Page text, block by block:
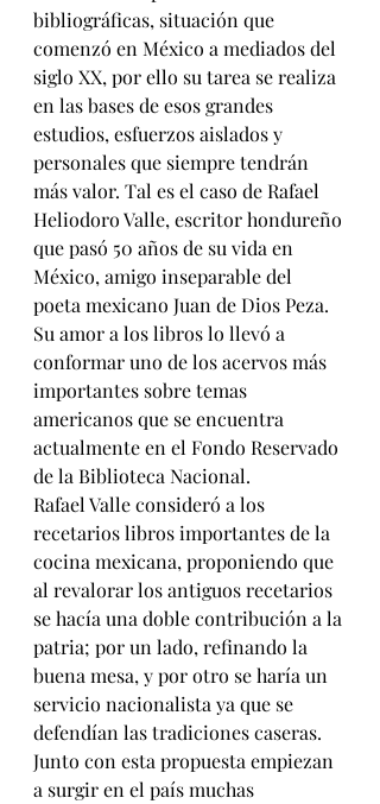
bibliográficas, situación que
comenzó en México a mediados del
siglo XX, por ello su tarea se realiza
en las bases de esos grandes
estudios, esfuerzos aislados y
personales que siempre tendrán
más valor. Tal es el caso de Rafael
Heliodoro Valle, escritor hondureño
que pasó 50 años de su vida en
México, amigo inseparable del
poeta mexicano Juan de Dios Peza.
Su amor a los libros lo llevó a
conformar uno de los acervos más
importantes sobre temas
americanos que se encuentra
actualmente en el Fondo Reservado
de la Biblioteca Nacional.
Rafael Valle consideró a los
recetarios libros importantes de la
cocina mexicana, proponiendo que
al revalorar los antiguos recetarios
se hacía una doble contribución a la
patria; por un lado, refinando la
buena mesa, y por otro se haría un
servicio nacionalista ya que se
defendían las tradiciones caseras.
Junto con esta propuesta empiezan
a surgir en el país muchas